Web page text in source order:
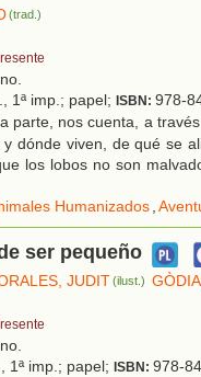
(trad.)
1ª imp.; papel; ISBN: 978-
parte, nos cuenta, a
dónde viven, de qué se
los lobos no son
Humanizados,
ser pequeño
JUDIT(ilust.)
1ª imp.; papel; ISBN: 978-